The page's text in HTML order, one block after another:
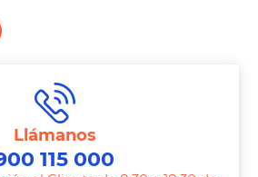
Llámanos
115 000